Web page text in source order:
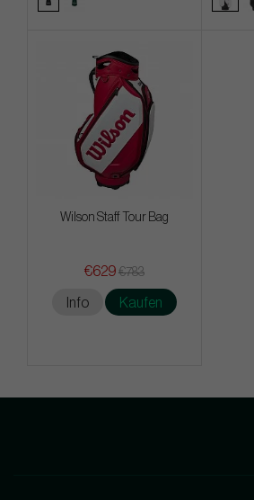
Wilson Staff Tour Bag
€629 €783
Info Kaufen